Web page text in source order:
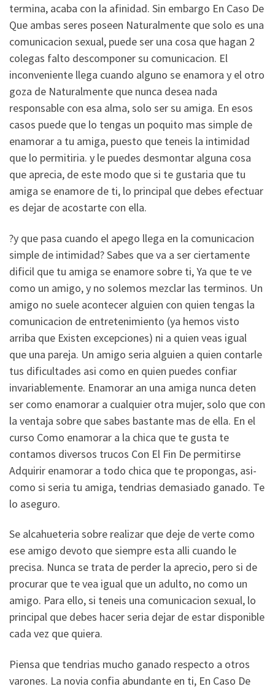
termina, acaba con la afinidad. Sin embargo En Caso De
Que ambas seres poseen Naturalmente que solo es una
comunicacion sexual, puede ser una cosa que hagan 2
colegas falto descomponer su comunicacion. El
inconveniente llega cuando alguno se enamora y el otro
goza de Naturalmente que nunca desea nada
responsable con esa alma, solo ser su amiga. En esos
casos puede que lo tengas un poquito mas simple de
enamorar a tu amiga, puesto que teneis la intimidad
que lo permitiria. y le puedes desmontar alguna cosa
que aprecia, de este modo que si te gustaria que tu
amiga se enamore de ti, lo principal que debes efectuar
es dejar de acostarte con ella.
?y que pasa cuando el apego llega en la comunicacion
simple de intimidad? Sabes que va a ser ciertamente
dificil que tu amiga se enamore sobre ti, Ya que te ve
como un amigo, y no solemos mezclar las terminos. Un
amigo no suele acontecer alguien con quien tengas la
comunicacion de entretenimiento (ya hemos visto
arriba que Existen excepciones) ni a quien veas igual
que una pareja. Un amigo seri­a alguien a quien contarle
tus dificultades asi­ como en quien puedes confiar
invariablemente. Enamorar an una amiga nunca deten
ser como enamorar a cualquier otra mujer, solo que con
la ventaja sobre que sabes bastante mas de ella. En el
curso Como enamorar a la chica que te gusta te
contamos diversos trucos Con El Fin De permitirse
Adquirir enamorar a todo chica que te propongas, asi­
como si seri­a tu amiga, tendri­as demasiado ganado. Te
lo aseguro.
Se alcahueteria sobre realizar que deje de verte como
ese amigo devoto que siempre esta alli cuando le
precisa. Nunca se trata de perder la aprecio, pero si de
procurar que te vea igual que un adulto, no como un
amigo. Para ello, si teneis una comunicacion sexual, lo
principal que debes hacer seri­a dejar de estar disponible
cada vez que quiera.
Piensa que tendri­as mucho ganado respecto a otros
varones. La novia confia abundante en ti, En Caso De